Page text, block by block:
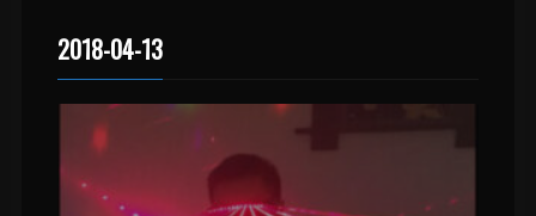
2018-04-13